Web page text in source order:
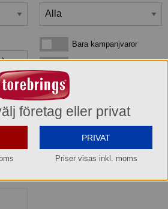
Bara kampanjvarorBara kampanjvaror
Bara lagervarorBara lagervaror
rad
2 varor/rad
din sökning:
företag eller privat
PRIVAT
Priser visas inkl. moms